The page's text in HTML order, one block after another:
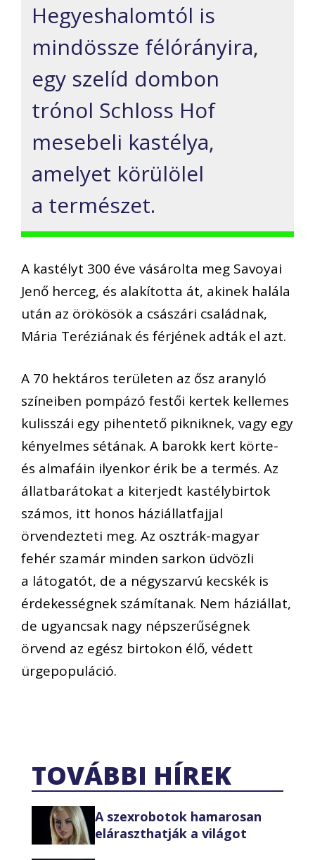
Hegyeshalomtól is
mindössze félórányira,
egy szelíd dombon
trónol Schloss Hof
mesebeli kastélya,
amelyet körülölel
a természet.
A kastélyt 300 éve vásárolta meg Savoyai
Jenő herceg, és alakította át, akinek halála
után az örökösök a császári családnak,
Mária Teréziának és férjének adták el azt.
A 70 hektáros területen az ősz aranyló
színeiben pompázó festői kertek kellemes
kulisszái egy pihentető pikniknek, vagy egy
kényelmes sétának. A barokk kert körte-
és almafáin ilyenkor érik be a termés. Az
állatbarátokat a kiterjedt kastélybirtok
számos, itt honos háziállatfajjal
örvendezteti meg. Az osztrák-magyar
fehér szamár minden sarkon üdvözli
a látogatót, de a négyszarvú kecskék is
érdekességnek számítanak. Nem háziállat,
de ugyancsak nagy népszerűségnek
örvend az egész birtokon élő, védett
ürgepopuláció.
TOVÁBBI HÍREK
A szexrobotok hamarosan
eláraszthatják a világot